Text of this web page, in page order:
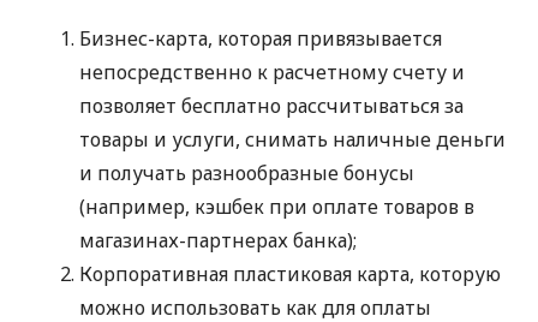
Бизнес-карта, которая привязывается
непосредственно к расчетному счету и
позволяет бесплатно рассчитываться за
товары и услуги, снимать наличные деньги
и получать разнообразные бонусы
(например, кэшбек при оплате товаров в
магазинах-партнерах банка);
Корпоративная пластиковая карта, которую
можно использовать как для оплаты